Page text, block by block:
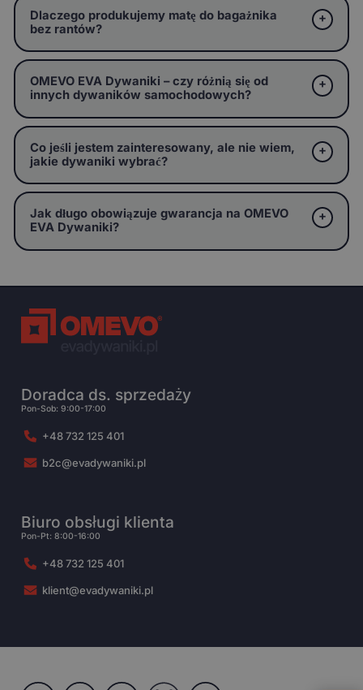
Dlaczego produkujemy matę do bagażnika
bez rantów?
OMEVO EVA Dywaniki – czy różnią się od
innych dywaników samochodowych?
Co jeśli jestem zainteresowany, ale nie wiem,
jakie dywaniki wybrać?
Jak długo obowiązuje gwarancja na OMEVO
EVA Dywaniki?
Doradca ds. sprzedaży
Pon-Sob: 9:00-17:00
+48 732 125 401
b2c@evadywaniki.pl
Biuro obsługi klienta
Pon-Pt: 8:00-16:00
+48 732 125 401
klient@evadywaniki.pl